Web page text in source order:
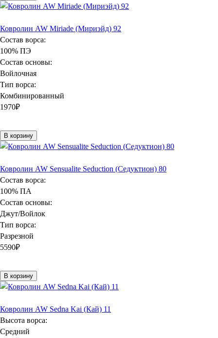
Ковролин AW Miriade (Мириэйд) 92
Состав ворса:
100% ПЭ
Состав основы:
Войлочная
Тип ворса:
Комбинированный
1970₽
В корзину
Ковролин AW Sensualite Seduction (Седуктион) 80
Состав ворса:
100% ПА
Состав основы:
Джут/Войлок
Тип ворса:
Разрезной
5590₽
В корзину
Ковролин AW Sedna Kai (Кай) 11
Высота ворса:
Средний